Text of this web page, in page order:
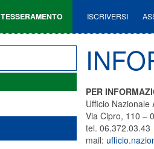
TESSERAMENTO ISCRIVERSI
PER
Ufficio Nazionale
Via Cipro, 110 –
tel. 06.372.03.43
mail: